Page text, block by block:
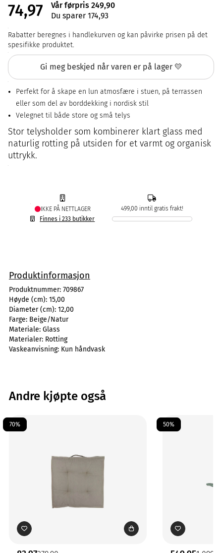
74,97
Vår førpris 249,90
Du sparer 174,93
Rabatter beregnes i handlekurven og kan påvirke prisen på det
spesifikke produktet.
Gi meg beskjed når varen er på lager 💛
Perfekt for å skape en lun atmosfære i stuen, på terrassen
eller som del av borddekking i nordisk stil
Velegnet til både store og små telys
Stor telysholder som kombinerer klart glass med
naturlig rotting på utsiden for et varmt og organisk
uttrykk.
IKKE PÅ NETTLAGER
Finnes i 233 butikker
499,00 inntil gratis frakt!
Produktinformasjon
Produktnummer: 709867
Høyde (cm): 15,00
Diameter (cm): 12,00
Farge: Beige/Natur
Materiale: Glass
Materialer: Rotting
Vaskeanvisning: Kun håndvask
Andre kjøpte også
70% 50%